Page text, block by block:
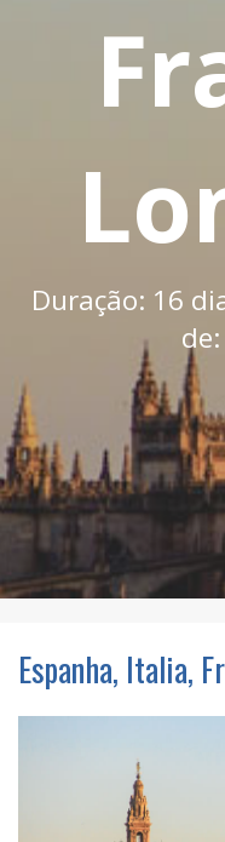
Duração: 16
de:
Espanha, Italia,